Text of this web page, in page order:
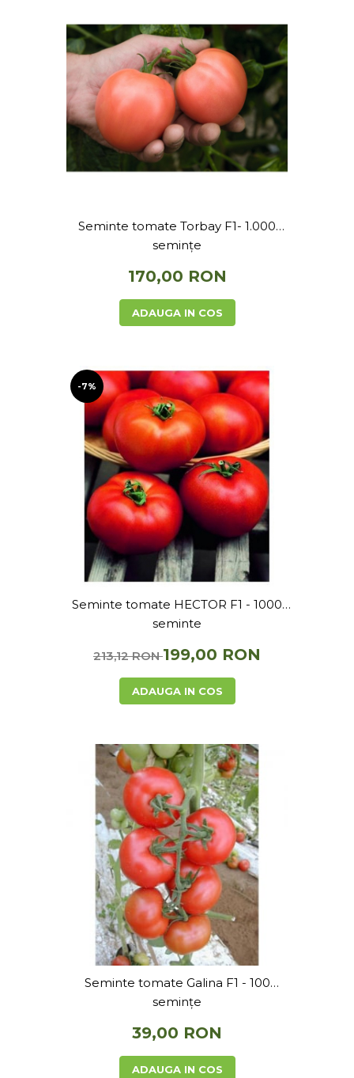
banda si capse
Masini pneumatice si hidraulice
Burghie pneumatice
Chei de impact pneumatice
Polizoare unghiulare pneumatice
Polizoare drepte
Pistoale pneumatice
Slefuitoare orbitale pneumatice
pneumatice
Cricuri pneumatice
Prese Hidraulice
Prese de rulmenti hidraulice
Prese de indoit tevi hidraulice
Echipamente electrice
Benzi izolatoare
Role Prelungitoare
Polizoare unghiulare
Echipamente auto
Scule pneumatice
Podele hidraulice & Presa de banc
Cabluri si incarcatoare acumulator
Echipamente de ridicat
Freza de zapada
Echipamente de curatenie
Seminte tomate Torbay F1- 1.000
semințe
170,00 RON
ADAUGA IN COS
-7%
Seminte tomate HECTOR F1 - 1000
seminte
213,12 RON199,00 RON
ADAUGA IN COS
Seminte tomate Galina F1 - 100
semințe
39,00 RON
ADAUGA IN COS